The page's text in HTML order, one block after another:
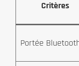
Critères
Portée